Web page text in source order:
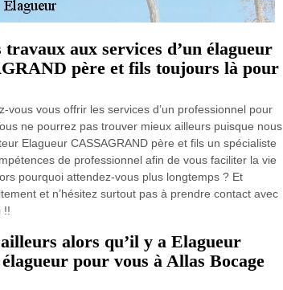
aux services d’un élagueur
père et fils toujours là pour
vous vous offrir les services d’un professionnel pour
ne pourrez pas trouver mieux ailleurs puisque nous
Elagueur CASSAGRAND père et fils un spécialiste
de professionnel afin de vous faciliter la vie
pourquoi attendez-vous plus longtemps ? Et
et n’hésitez surtout pas à prendre contact avec
!!
alors qu’il y a Elagueur
pour vous à Allas Bocage